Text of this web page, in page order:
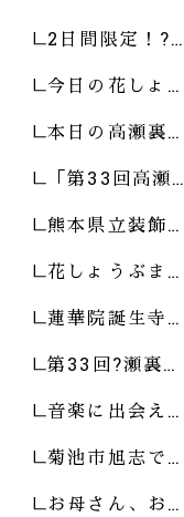
2日間限定！?…
今日の花しょ…
本日の高瀬裏…
「第33回高瀬…
熊本県立装飾…
花しょうぶま…
蓮華院誕生寺…
第33回?瀬裏…
音楽に出会え…
菊池市旭志で…
お母さん、お…